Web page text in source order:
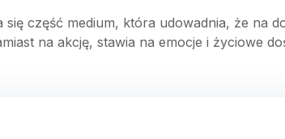
część medium, która udowadnia, że na
na akcję, stawia na emocje i życiowe